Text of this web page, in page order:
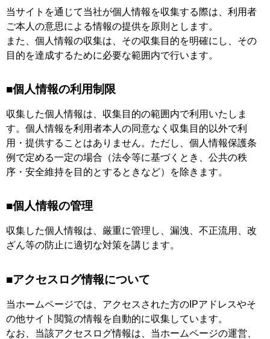
当サイトを通じて当社が個人情報を収集する際は、利用者
ご本人の意思による情報の提供を原則とします。
また、個人情報の収集は、その収集目的を明確にし、その
目的を達成するために必要な範囲内で行います。
■個人情報の利用制限
収集した個人情報は、収集目的の範囲内で利用いたしま
す。個人情報を利用者本人の同意なく収集目的以外で利
用・提供することはありません。ただし、個人情報保護条
例で定める一定の場合（法令等に基づくとき、公共の秩
序・安全維持を目的とするときなど）を除きます。
■個人情報の管理
収集した個人情報は、厳重に管理し、漏洩、不正流用、改
ざん等の防止に適切な対策を講じます。
■アクセスログ情報について
当ホームページでは、アクセスされた方のIPアドレスやそ
の他サイト閲覧の情報を自動的に収集しています。
なお、当該アクセスログ情報は、当ホームページの運営、